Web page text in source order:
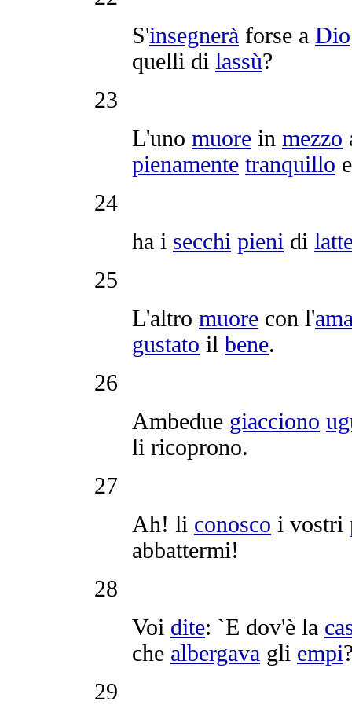
S'insegnerà forse a Dio
quelli di lassù?
23
L'uno muore in mezzo
pienamente tranquillo
24
ha i secchi pieni di
25
L'altro muore con l'
gustato il bene.
26
Ambedue giacciono
li ricoprono.
27
Ah! li conosco i vostri
abbattermi!
28
Voi dite: `E dov'è la
che albergava gli empi
29